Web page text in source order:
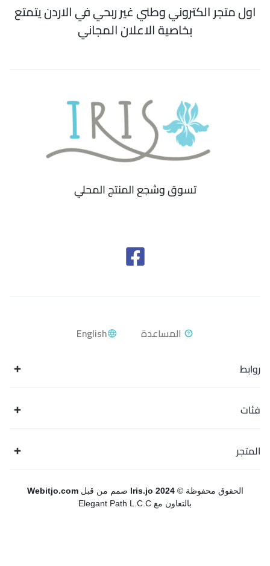
اول متجر الكتروني وطني غير ربحي في الاردن يتمتع
بخاصية الاعلان المجاني
تسوق وشجع المنتج المحلي
English
روابط
فئات
المتجر
الحقوق محفوظة ©Iris.jo 2024 صمم من قبلWebitjo.com
بالتعاون مع Elegant Path L.C.C